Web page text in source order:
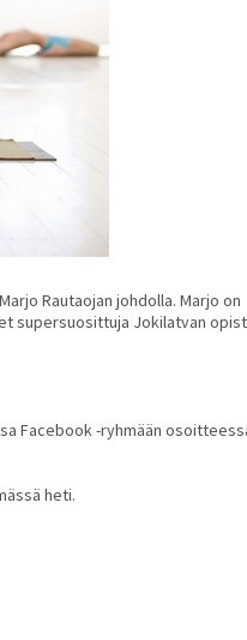
Rautaojan johdolla. Marjo on
supersuosittuja Jokilatvan
Facebook -ryhmään
heti.